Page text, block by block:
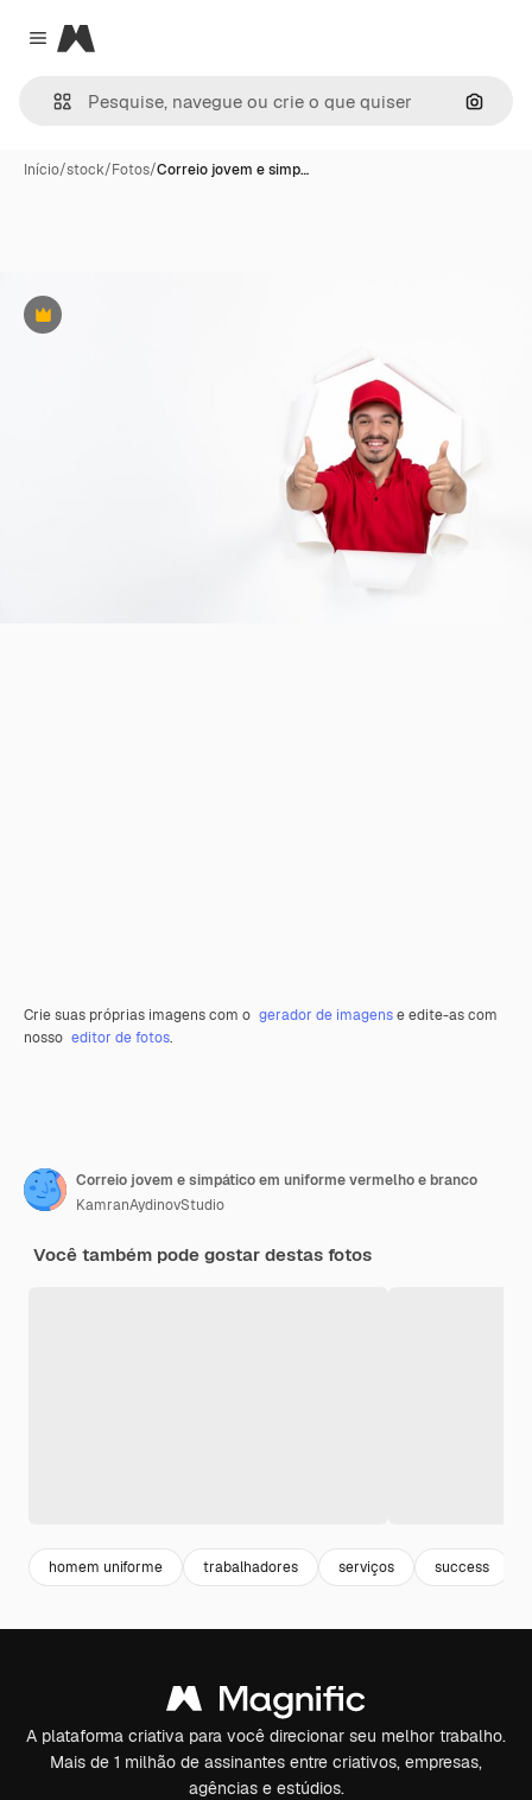
Close menu
Magnific
Início/stock/Fotos/Correio jovem e simp…
Premium
Crie suas próprias imagens com o gerador de imagense edite-as com
nosso editor de fotos.
Correio jovem e simpático em uniforme vermelho e branco
KamranAydinovStudio
Você também pode gostar destas fotos
homem uniforme trabalhadores serviços success
A plataforma criativa para você direcionar seu melhor trabalho.
Mais de 1 milhão de assinantes entre criativos, empresas,
agências e estúdios.